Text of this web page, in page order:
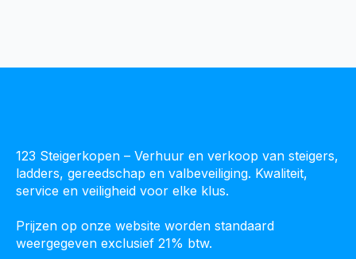
123 Steigerkopen – Verhuur en verkoop van steigers,
ladders, gereedschap en valbeveiliging. Kwaliteit,
service en veiligheid voor elke klus.
Prijzen op onze website worden standaard
weergegeven exclusief 21% btw.